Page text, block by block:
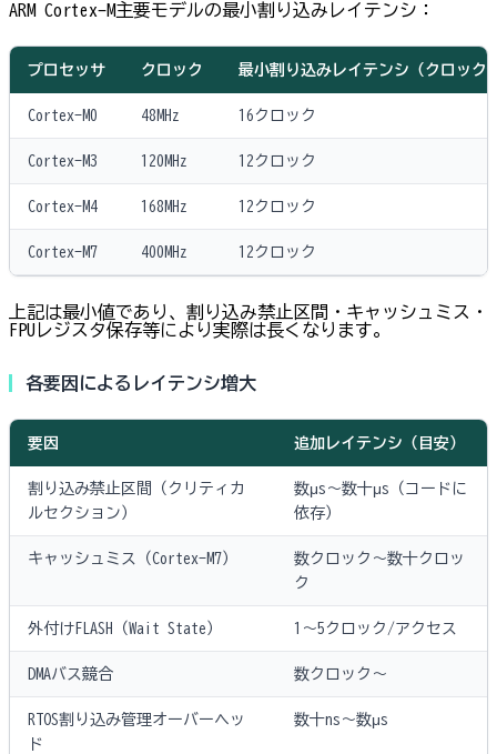
ARM Cortex-M主要モデルの最小割り込みレイテンシ：
プロセッサ クロック 最小割り込みレイテンシ（クロック
Cortex-M0 48MHz 16クロック
Cortex-M3 120MHz 12クロック
Cortex-M4 168MHz 12クロック
Cortex-M7 400MHz 12クロック
上記は最小値であり、割り込み禁止区間・キャッシュミス・
FPUレジスタ保存等により実際は長くなります。
各要因によるレイテンシ増大
要因 追加レイテンシ（目安）
割り込み禁止区間（クリティカ
ルセクション）
数μs〜数十μs（コードに
依存）
キャッシュミス（Cortex-M7）
数クロック〜数十クロッ
ク
外付けFLASH（Wait State） 1〜5クロック/アクセス
DMAバス競合 数クロック〜
RTOS割り込み管理オーバーヘッ
ド
数十ns〜数μs